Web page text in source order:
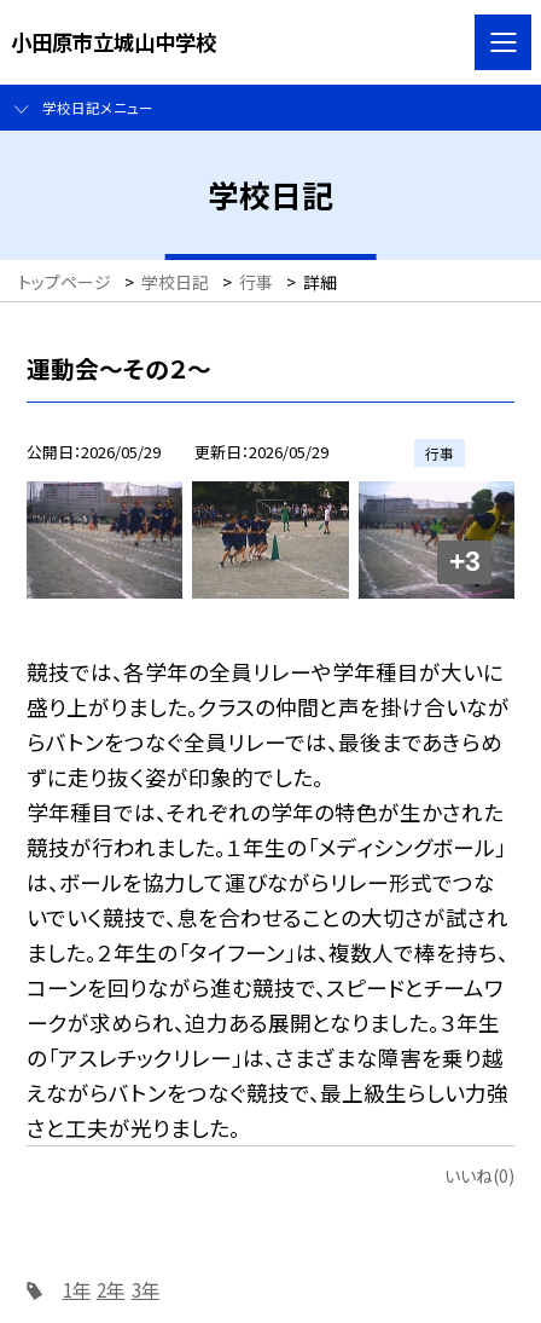
小田原市立城山中学校
学校日記メニュー
学校日記
トップページ > 学校日記 > 行事 > 詳細
運動会～その２～
公開日 2026/05/29 更新日 2026/05/29 行事
+3
競技では、各学年の全員リレーや学年種目が大いに
盛り上がりました。クラスの仲間と声を掛け合いなが
らバトンをつなぐ全員リレーでは、最後まであきらめ
ずに走り抜く姿が印象的でした。
学年種目では、それぞれの学年の特色が生かされた
競技が行われました。１年生の「メディシングボール」
は、ボールを協力して運びながらリレー形式でつな
いでいく競技で、息を合わせることの大切さが試され
ました。２年生の「タイフーン」は、複数人で棒を持ち、
コーンを回りながら進む競技で、スピードとチームワ
ークが求められ、迫力ある展開となりました。３年生
の「アスレチックリレー」は、さまざまな障害を乗り越
えながらバトンをつなぐ競技で、最上級生らしい力強
さと工夫が光りました。
いいね(0)
1年 2年 3年